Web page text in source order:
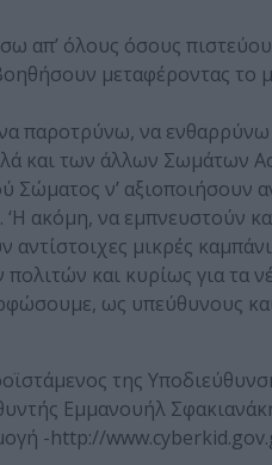
απ’ όλους όσους
μεταφέροντας το
παροτρύνω, να ενθαρρύνω
και των άλλων Σωμάτων
Σώματος ν’ αξιοποιήσουν
‘Η ακόμη, να εμπνευστούν
αντίστοιχες μικρές
πολιτών και κυρίως για τα
ως υπεύθυνους
της
Εμμανουήλ
-http://